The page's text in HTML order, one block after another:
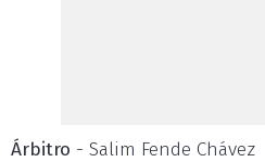
Árbitro - Salim Fende Chávez